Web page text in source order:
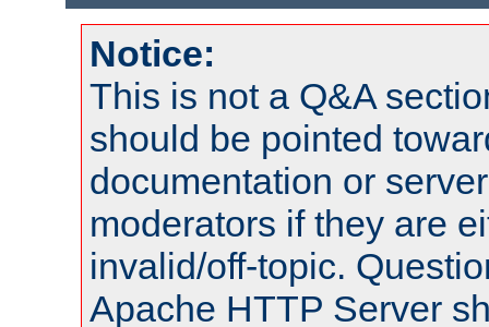
Notice:
This is not a Q&A
should be pointed
documentation or
moderators if they are
invalid/off-topic.
Apache HTTP Server